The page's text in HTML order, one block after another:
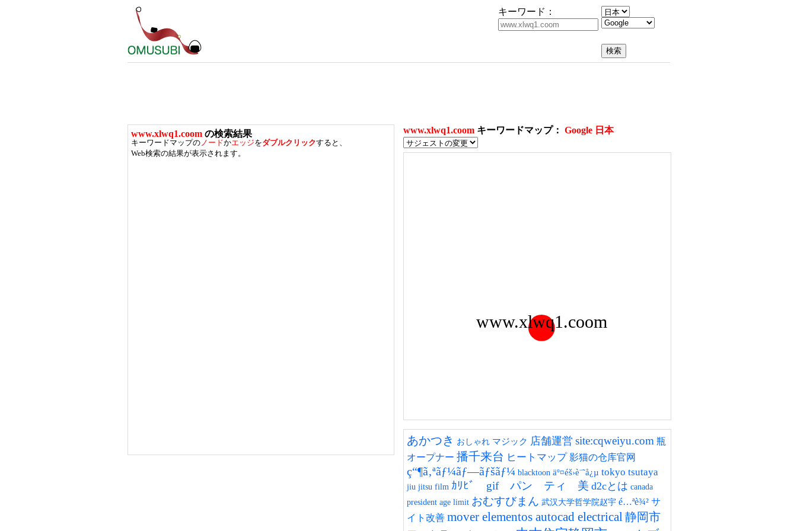
キーワード：
www.xlwq1.coomの検索結果
キーワードマップのノードかエッジをダブルクリックすると、
Web検索の結果が表示されます。
www.xlwq1.coomキーワードマップ： Google 日本
www.xlwq1.coom
あかつき おしゃれ マジック 店舗運営 site:cqweiyu.com 瓶
オープナー 播千来台 ヒートマップ 影猫の仓库官网
ç“¶ã‚ªãƒ¼ãƒ—ãƒšãƒ¼ blacktoon äº¤éš›è¨˜å¿µ tokyo tsutaya
jiu jitsu film ｶﾘﾋﾞ gif パン ティ 美 d2cとは canada
president age limit おむすびまん 武汉大学哲学院赵宇 é…ªè¾² サ
イト改善 mover elementos autocad electrical 静岡市